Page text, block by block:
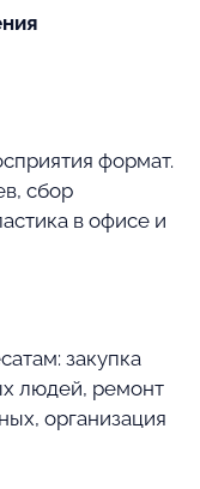
формат.
сбор
в офисе и
закупка
людей, ремонт
организация